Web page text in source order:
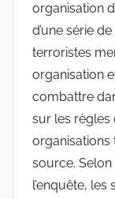
organisation
d’une série
terroristes
organisation
combattre
sur les règles
organisations
source.
l’enquête,